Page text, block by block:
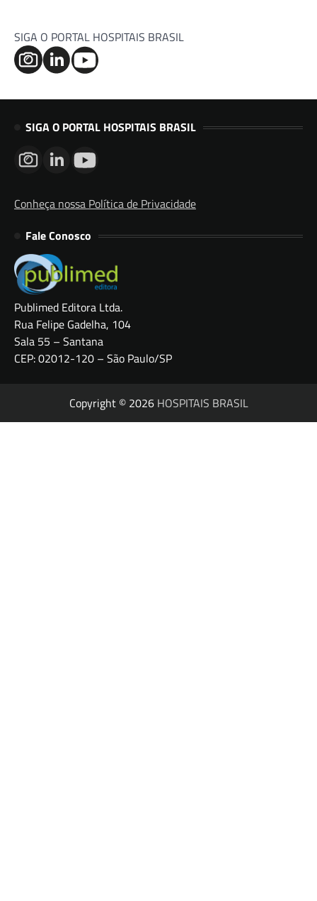
SIGA O PORTAL HOSPITAIS BRASIL
SIGA O PORTAL HOSPITAIS BRASIL
Conheça nossa Política de Privacidade
Fale Conosco
Publimed Editora Ltda.
Rua Felipe Gadelha, 104
Sala 55 – Santana
CEP: 02012-120 – São Paulo/SP
Copyright © 2026 HOSPITAIS BRASIL